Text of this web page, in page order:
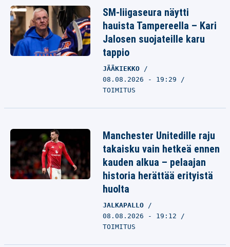
SM-liigaseura näytti
hauista Tampereella – Kari
Jalosen suojateille karu
tappio
JÄÄKIEKKO
08.08.2026 - 19:29
TOIMITUS
Manchester Unitedille raju
takaisku vain hetkeä ennen
kauden alkua – pelaajan
historia herättää erityistä
huolta
JALKAPALLO
08.08.2026 - 19:12
TOIMITUS